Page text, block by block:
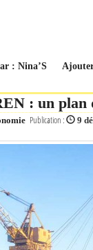
: Nina’S
: un
Publication : 9